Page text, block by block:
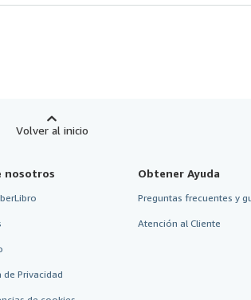
Volver al inicio
nosotros
de Privacidad
Obtener Ayuda
Preguntas frecuentes y
Atención al Cliente